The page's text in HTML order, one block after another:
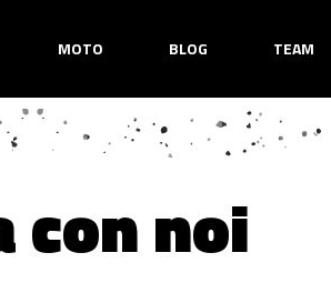
MOTO BLOG TEAM
con noi